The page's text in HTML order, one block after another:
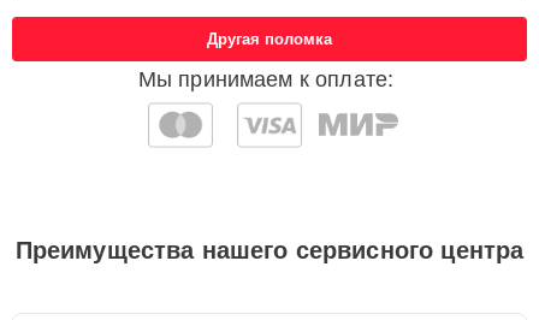
Мы принимаем к оплате:
Другая поломка
Преимущества нашего сервисного центра